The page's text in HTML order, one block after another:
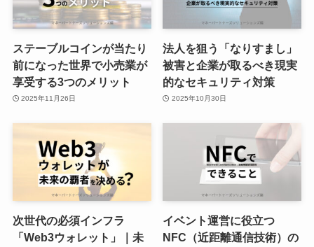
ステーブルコインが当たり
前になった世界で小売業が
享受する3つのメリット
2025年11月26日
法人を狙う「なりすまし」
被害と企業が取るべき現実
的なセキュリティ対策
2025年10月30日
次世代の必須インフラ
「Web3ウォレット」｜未
イベント運営に役立つ
NFC（近距離通信技術）の